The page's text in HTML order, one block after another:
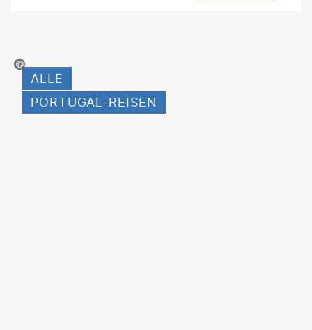
- stock.adobe.com
ALLE
PORTUGAL-REISEN